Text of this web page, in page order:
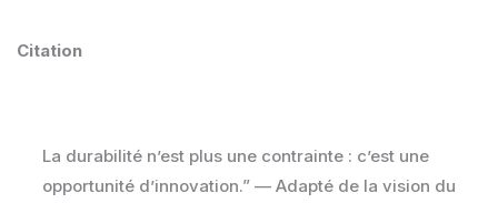
Citation
La durabilité n’est plus une contrainte : c’est une
opportunité d’innovation.” — Adapté de la vision du